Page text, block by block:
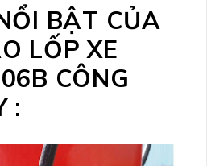
BẬT CỦA
LỐP XE
CÔNG
: